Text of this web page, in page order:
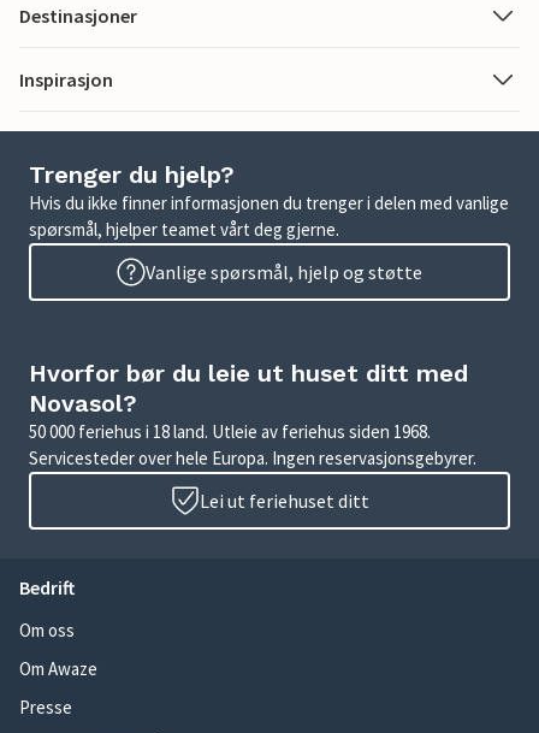
Destinasjoner
Inspirasjon
Trenger du hjelp?
Hvis du ikke finner informasjonen du trenger i delen med vanlige
spørsmål, hjelper teamet vårt deg gjerne.
Vanlige spørsmål, hjelp og støtte
Hvorfor bør du leie ut huset ditt med
Novasol?
50 000 feriehus i 18 land. Utleie av feriehus siden 1968.
Servicesteder over hele Europa. Ingen reservasjonsgebyrer.
Lei ut feriehuset ditt
Bedrift
Om oss
Om Awaze
Presse